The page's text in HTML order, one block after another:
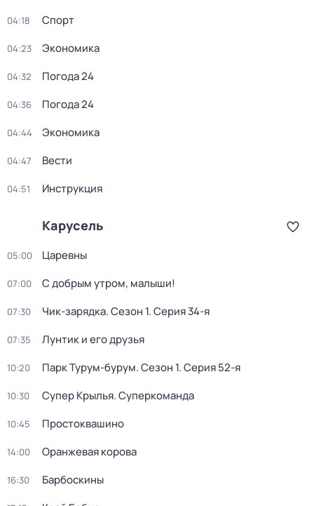
04:18 Спорт
04:23 Экономика
04:32 Погода 24
04:36 Погода 24
04:44 Экономика
04:47 Вести
04:51 Инструкция
Карусель
05:00 Царевны
07:00 С добрым утром, малыши!
07:30 Чик-зарядка. Сезон 1. Серия 34-я
07:35 Лунтик и его друзья
10:20 Парк Турум-бурум. Сезон 1. Серия 52-я
10:30 Супер Крылья. Суперкоманда
10:45 Простоквашино
14:00 Оранжевая корова
16:30 Барбоскины